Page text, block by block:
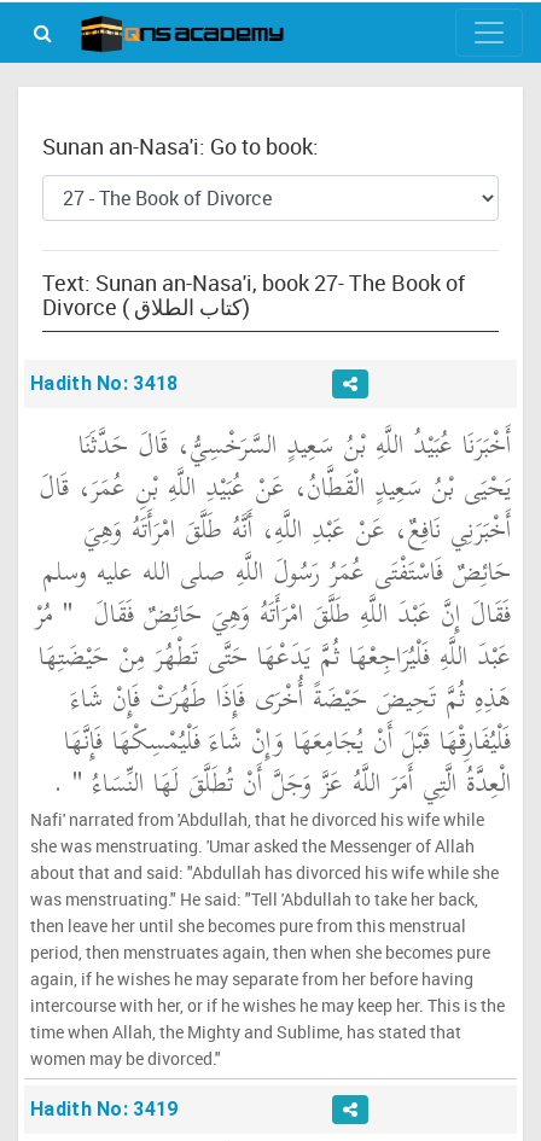
Sunan an-Nasa'i: Go to book:
Text: Sunan an-Nasa'i, book 27- The Book of
Divorce ( كتاب الطلاق)
Hadith No: 3418
أَخْبَرَنَا عُبَيْدُ اللَّهِ بْنُ سَعِيدٍ السَّرَخْسِيُّ، قَالَ حَدَّثَنَا
يَحْيَى بْنُ سَعِيدٍ الْقَطَّانُ، عَنْ عُبَيْدِ اللَّهِ بْنِ عُمَرَ، قَالَ
أَخْبَرَنِي نَافِعٌ، عَنْ عَبْدِ اللَّهِ، أَنَّهُ طَلَّقَ امْرَأَتَهُ وَهِيَ
حَائِضٌ فَاسْتَفْتَى عُمَرُ رَسُولَ اللَّهِ صلى الله عليه وسلم
فَقَالَ إِنَّ عَبْدَ اللَّهِ طَلَّقَ امْرَأَتَهُ وَهِيَ حَائِضٌ فَقَالَ ‏ "‏ مُرْ
عَبْدَ اللَّهِ فَلْيُرَاجِعْهَا ثُمَّ يَدَعْهَا حَتَّى تَطْهُرَ مِنْ حَيْضَتِهَا
هَذِهِ ثُمَّ تَحِيضَ حَيْضَةً أُخْرَى فَإِذَا طَهُرَتْ فَإِنْ شَاءَ
فَلْيُفَارِقْهَا قَبْلَ أَنْ يُجَامِعَهَا وَإِنْ شَاءَ فَلْيُمْسِكْهَا فَإِنَّهَا
الْعِدَّةُ الَّتِي أَمَرَ اللَّهُ عَزَّ وَجَلَّ أَنْ تُطَلَّقَ لَهَا النِّسَاءُ ‏" ‏ ‏.‏
Nafi' narrated from 'Abdullah, that he divorced his wife while
she was menstruating. 'Umar asked the Messenger of Allah
about that and said: "Abdullah has divorced his wife while she
was menstruating." He said: "Tell 'Abdullah to take her back,
then leave her until she becomes pure from this menstrual
period, then menstruates again, then when she becomes pure
again, if he wishes he may separate from her before having
intercourse with her, or if he wishes he may keep her. This is the
time when Allah, the Mighty and Sublime, has stated that
women may be divorced."
Hadith No: 3419